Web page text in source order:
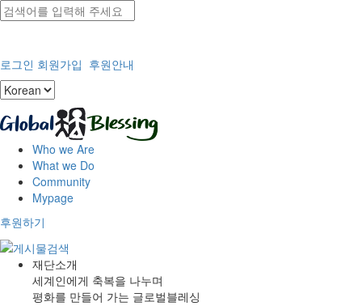
로그인 회원가입 후원안내
Who we Are
What we Do
Community
Mypage
후원하기
재단소개
세계인에게 축복을 나누며
평화를 만들어 가는 글로벌블레싱